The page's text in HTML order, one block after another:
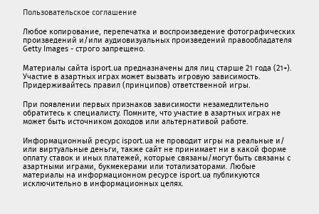
Пользовательское соглашение
Любое копирование, перепечатка и воспроизведение фотографических
произведений и/или аудиовизуальных произведений правообладателя
Getty Images - строго запрещено.
Материалы сайта isport.ua предназначены для лиц старше 21 года (21+).
Участие в азартных играх может вызвать игровую зависимость.
Придерживайтесь правил (принципов) ответственной игры.
При появлении первых признаков зависимости незамедлительно
обратитесь к специалисту. Помните, что участие в азартных играх не
может быть источником доходов или альтернативой работе.
Информационный ресурс isport.ua не проводит игры на реальные и/
или виртуальные деньги, также сайт не принимает ни в какой форме
oплaту ставок и иных платежей, которые связаны/могут быть связаны c
азартными игрaми, букмекерами или тотализаторами. Любые
материалы на информационном ресурсе isport.ua публикуютcя
исключительно в информационных целях.